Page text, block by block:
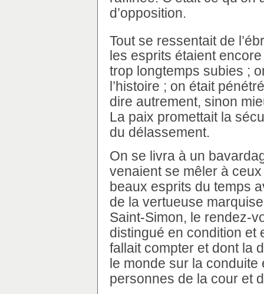
d’opposition.
Tout se ressentait de
les esprits étaient
trop longtemps subies ;
l’histoire ; on était
dire autrement, sinon
La paix promettait la
du délassement.
On se livra à un
venaient se mêler à
beaux esprits du temps
de la vertueuse
Saint-Simon, le rendez-
distingué en condition et
fallait compter et dont la
le monde sur la
personnes de la cour et